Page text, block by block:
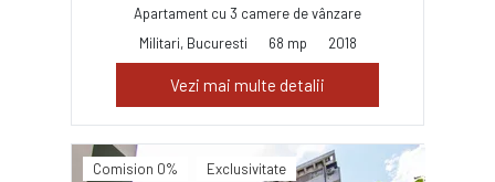
Apartament cu 3 camere de vânzare
Militari, Bucuresti
68 mp 2018
Vezi mai multe detalii
Comision 0% Exclusivitate